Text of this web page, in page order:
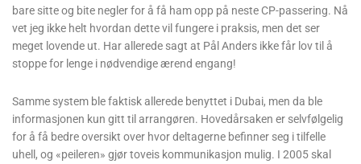
bare sitte og bite negler for å få ham opp på neste CP-passering. Nå
vet jeg ikke helt hvordan dette vil fungere i praksis, men det ser
meget lovende ut. Har allerede sagt at Pål Anders ikke får lov til å
stoppe for lenge i nødvendige ærend engang!
Samme system ble faktisk allerede benyttet i Dubai, men da ble
informasjonen kun gitt til arrangøren. Hovedårsaken er selvfølgelig
for å få bedre oversikt over hvor deltagerne befinner seg i tilfelle
uhell, og «peileren» gjør toveis kommunikasjon mulig. I 2005 skal